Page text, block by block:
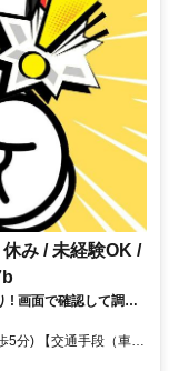
み / 未経験OK /
整